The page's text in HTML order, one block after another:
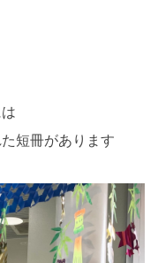
短冊があります